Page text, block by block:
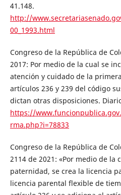
41.148.
http://
00_1993.html
Congreso de la República de
2017: Por medio de la cual se
atención y cuidado de la
artículos 236 y 239 del código
dictan otras disposiciones.
https://
rma.php?i=78833
Congreso de la República de
2114 de 2021: «Por medio de la
paternidad, se crea la licencia
licencia parental flexible de